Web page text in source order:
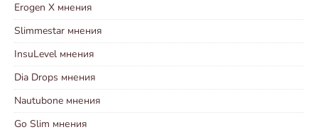
Erogen X мнения
Slimmestar мнения
InsuLevel мнения
Dia Drops мнения
Nautubone мнения
Go Slim мнения